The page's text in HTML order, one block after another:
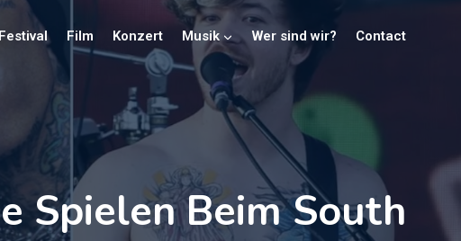
Festival Film Konzert Musik Wer sind wir? Contact
Spielen Beim South